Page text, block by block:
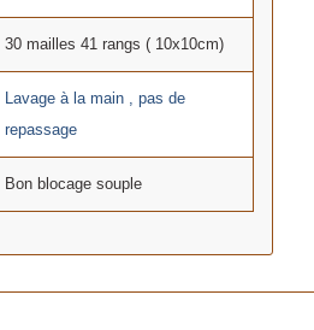
30 mailles 41 rangs ( 10x10cm)
Lavage à la main , pas de
repassage
Bon blocage souple